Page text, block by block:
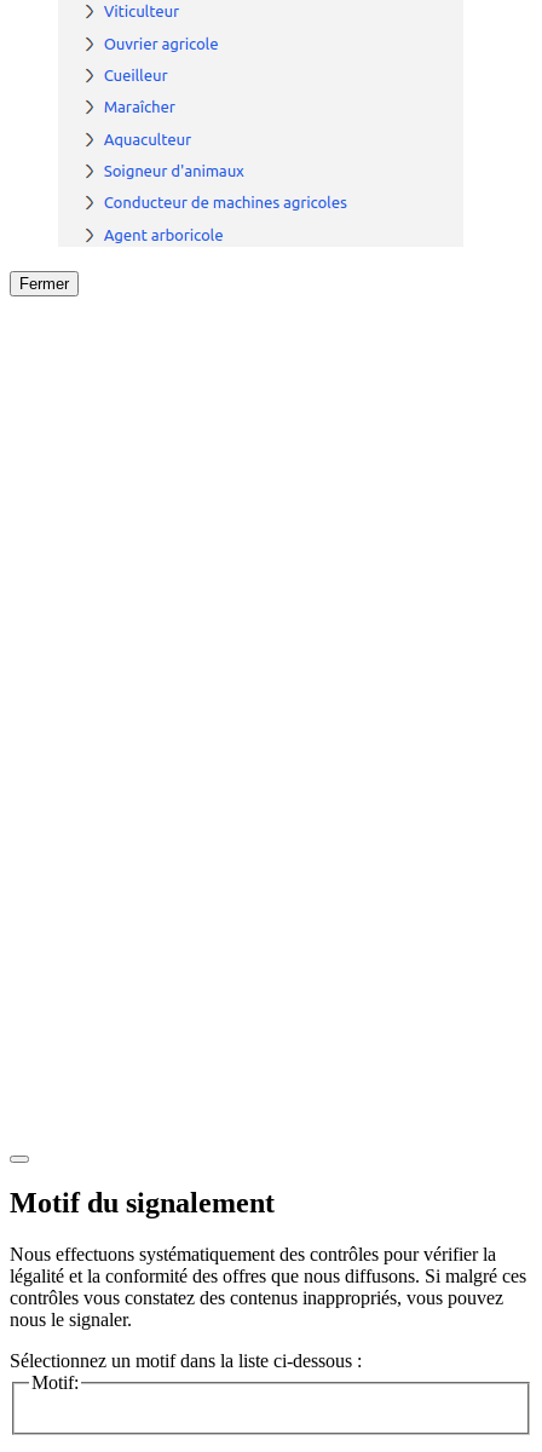
Fermer
Motif du signalement
Nous effectuons systématiquement des contrôles pour vérifier la
légalité et la conformité des offres que nous diffusons. Si malgré ces
contrôles vous constatez des contenus inappropriés, vous pouvez
nous le signaler.
Sélectionnez un motif dans la liste ci-dessous :
Motif: